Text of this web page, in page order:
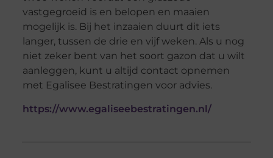
vastgegroeid is en belopen en maaien
mogelijk is. Bij het inzaaien duurt dit iets
langer, tussen de drie en vijf weken. Als u nog
niet zeker bent van het soort gazon dat u wilt
aanleggen, kunt u altijd contact opnemen
met Egalisee Bestratingen voor advies.
https://www.egaliseebestratingen.nl/